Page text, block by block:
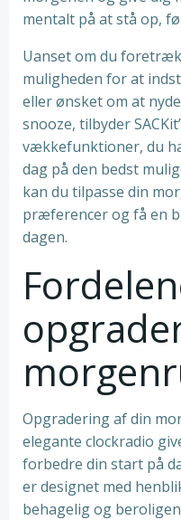
mentalt på at stå op,
Uanset om du
muligheden for at
eller ønsket om at
snooze, tilbyder
vækkefunktioner, du
dag på den bedst
kan du tilpasse din
præferencer og få en
dagen.
Opgradering af din
elegante clockradio
forbedre din start på
er designet med
behagelig og